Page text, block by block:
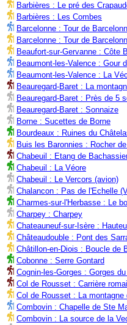
Barbières : Le pré des
Barbières : Les Combes
Barcelonne : Tour de
Barcelonne : Tour de
Beaufort-sur-Gervanne : Côte
Beaumont-les-Valence : Gour
Beaumont-les-Valence : La
Beauregard-Baret : La
Beauregard-Baret : Près de 5
Beauregard-Baret : Sonnaize
Borne : Sucettes de Borne
Bourdeaux : Ruines du
Buis les Baronnies : Rocher
Chabeuil : Etang de
Chabeuil : La Véore
Chabeuil : Le Vercors (avion)
Chalancon : Pas de l'Echelle
Charmes-sur-l'Herbasse : Le
Charpey : Charpey
Chateauneuf-sur-Isère :
Châteaudouble : Pont des
Châtillon-en-Diois : Boucle de
Cobonne : Serre Gontard
Cognin-les-Gorges : Gorges
Col de Rousset : Carrière
Col de Rousset : La montagne
Combovin : Chapelle de Ste
Combovin : La source de la